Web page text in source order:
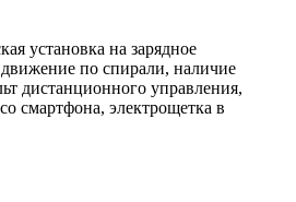
установка на зарядное
движение по спирали, наличие
дистанционного управления,
смартфона, электрощетка в